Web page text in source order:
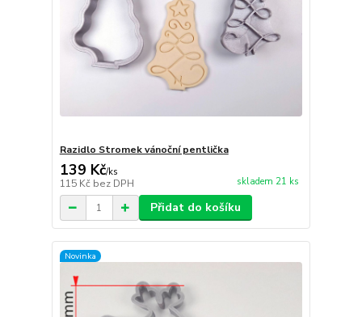
Razidlo Stromek vánoční pentlička
139 Kč/ks
115 Kč bez DPH skladem 21 ks
Přidat do košíku
Novinka